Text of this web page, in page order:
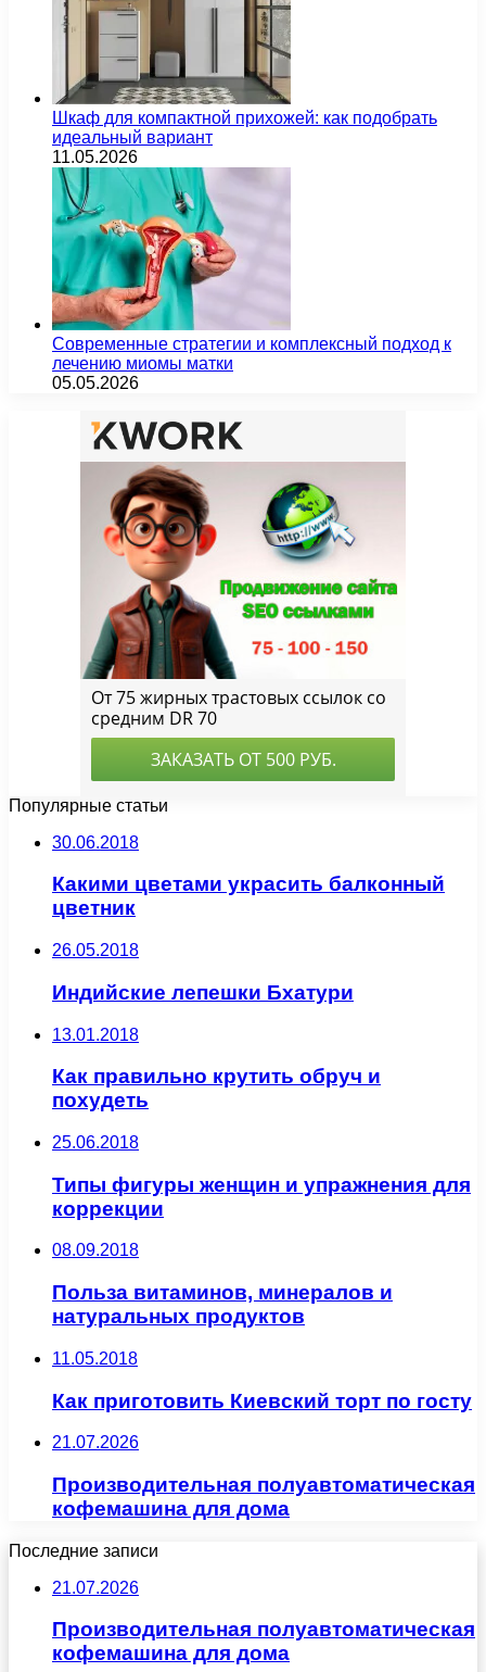
Шкаф для компактной прихожей: как подобрать
идеальный вариант
11.05.2026
Современные стратегии и комплексный подход к
лечению миомы матки
05.05.2026
Популярные статьи
30.06.2018
Какими цветами украсить балконный
цветник
26.05.2018
Индийские лепешки Бхатури
13.01.2018
Как правильно крутить обруч и
похудеть
25.06.2018
Типы фигуры женщин и упражнения для
коррекции
08.09.2018
Польза витаминов, минералов и
натуральных продуктов
11.05.2018
Как приготовить Киевский торт по госту
21.07.2026
Производительная полуавтоматическая
кофемашина для дома
Последние записи
21.07.2026
Производительная полуавтоматическая
кофемашина для дома